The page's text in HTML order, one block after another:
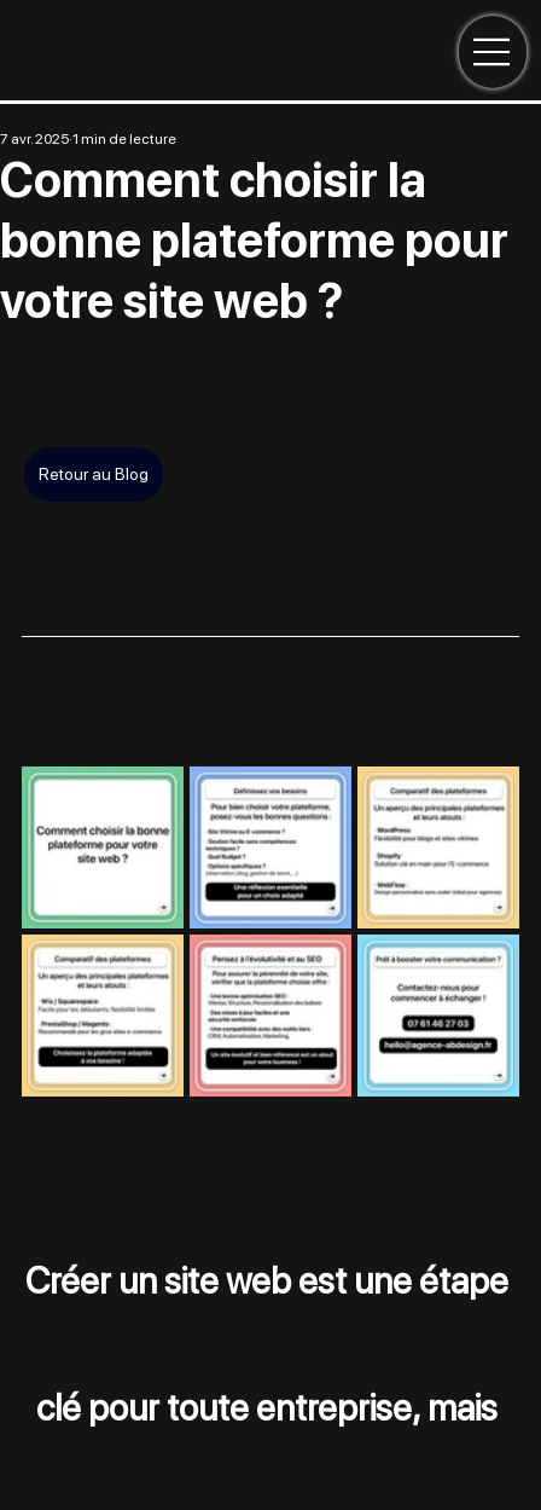
Comment choisir la
bonne plateforme pour
votre site web ?
7 avr. 2025 1 min de lecture
Retour au Blog
Créer un site web est une étape
clé pour toute entreprise, mais